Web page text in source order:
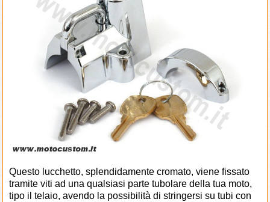
Questo lucchetto, splendidamente cromato, viene fissato
tramite viti ad una qualsiasi parte tubolare della tua moto,
tipo il telaio, avendo la possibilità di stringersi su tubi con